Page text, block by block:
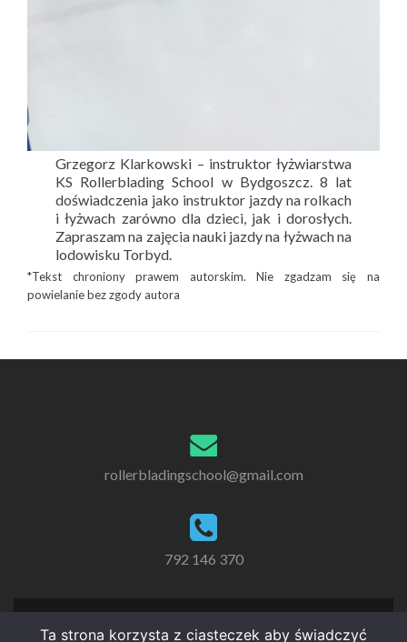
Grzegorz Klarkowski – instruktor łyżwiarstwa
KS Rollerblading School w Bydgoszcz. 8 lat
doświadczenia jako instruktor jazdy na rolkach
i łyżwach zarówno dla dzieci, jak i dorosłych.
Zapraszam na zajęcia nauki jazdy na łyżwach na
lodowisku Torbyd.
*Tekst chroniony prawem autorskim. Nie zgadzam się na
powielanie bez zgody autora
rollerbladingschool@gmail.com
792 146 370
Ta strona korzysta z ciasteczek aby świadczyć